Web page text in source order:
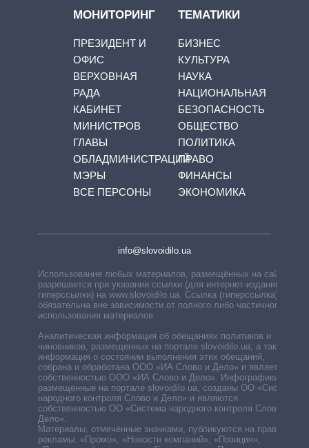
МОНИТОРИНГ
ПРЕЗИДЕНТ И
ОФИС
ВЕРХОВНАЯ
РАДА
КАБИНЕТ
МИНИСТРОВ
ГЛАВЫ
ОБЛАДМИНИСТРАЦИЙ
МЭРЫ
ВСЕ ПЕРСОНЫ
ТЕМАТИКИ
БИЗНЕС
КУЛЬТУРА
НАУКА
НАЦИОНАЛЬНАЯ
БЕЗОПАСНОСТЬ
ОБЩЕСТВО
ПОЛИТИКА
ПРАВО
ФИНАНСЫ
ЭКОНОМИКА
info@slovoidilo.ua
Использование любых материалов, размещённых на сайте,
разрешается при указании ссылки (для интернет-изданий —
гиперссылки) на www.slovoidilo.ua. Ссылка (гиперссылка)
обязательна вне зависимости от полного либо частичного
использования материалов.
Аналитическая информация об обещаниях политиков и
чиновников, размещенных на портале slovoidilo.ua, а также
информация о состоянии выполнения этих обещаний,
собрана и обработана ООО «ИА Слово и Дело» и является
собственностью ООО «ИА Слово и Дело». Инфографики,
размещенные на портале slovoidilo.ua, созданы ОО «Система
народного контроля Слово и Дело» и являются
собственностью ОО «Система народного контроля Слово и
Дело».
Материалы, отмеченные значками, публикуются на правах
рекламы: «Промо», «Новости компаний», «Позиция»,